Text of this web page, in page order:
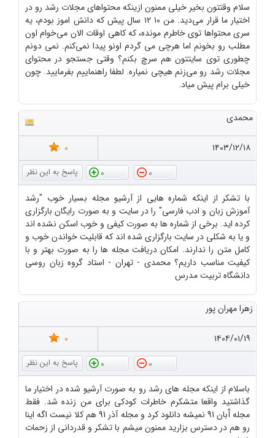
سلام وقتتون بخیر خیلی ممنون ازینکه محتواهای مجلات رشد رو در
اختیار ما قرار می‌دید. من ۱۰ ۱۲ سال پیش که دانش اموز بودم، یه
سری محتواها توی خاطرم مونده، که کاهی اوقات الان می‌خوام اون
مطلب رو بخونم اما هرچی می گردم اونو پیدا نمی‌کنم. نمی دونم
چطوری توی سایتتون هم سرچ بکنم؟ وقتی جستجو در محتوای
مجلات رشد رو می‌زنم هیچی نمیاره. لطفا راهنماییم بفرمایید. چون
خیلی برام پیش میاد.
محمدی
۱۴۰۳/۱۲/۱۸
0
0
0
با تشکر از اینکه شماره هایی از آرشیو مجله بسیار خوب "رشد
آموزش زبان و ادب فارسی" را در سایت و به صورت رایگان بارگزاری
کرده اید. برخی از شماره ها به صورت کیفی و خوب اسکن نشده اند
و یا به شکلی در سایت بارگزاری شده اند که قابلیت خواندن خوب و
کامل متن را ندارند. امکان دریافت مجله ها را به صورت بهتر و با
کیفیت مناسب داریم؟ محمدی - تهران - استاد گروه زبان روسی
دانشگاه تربیت مدرس
زهرا مهران پور
۱۴۰۴/۰۱/۱۹
0
0
0
باسلام از اینکه مجله های رشد رو به صورت آرشیو شده در اختیار ما
گذاشتید واقعا متشکرم خاطرات کودکی برای من زنده شد. فقط
مجله آّبان 91 نمیشه دانلود کرد و مجله آذر 91 هم کلا نیست اگه اینا
رو هم در دسترس بزارید ممنون میشم با تشکر و قدردانی از زحمات